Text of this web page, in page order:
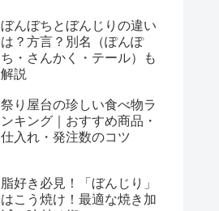
ぼんぼちとぼんじりの違い
は？方言？別名（ぽんぽ
ち・さんかく・テール）も
解説
祭り屋台の珍しい食べ物ラ
ンキング｜おすすめ商品・
仕入れ・発注数のコツ
脂好き必見！「ぼんじり」
はこう焼け！最適な焼き加